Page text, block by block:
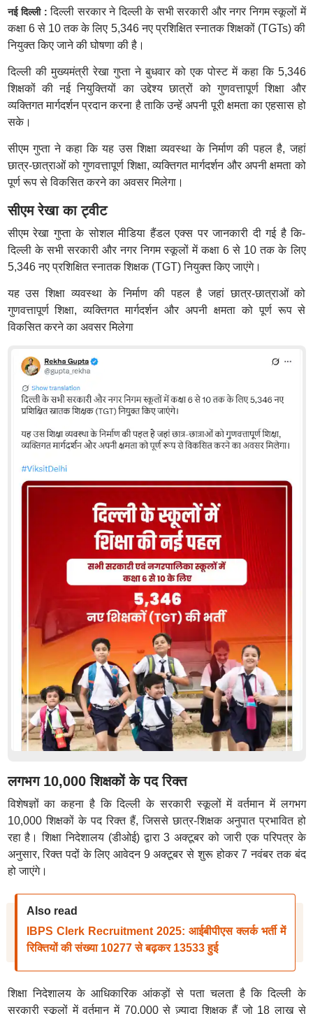
नई दिल्ली :दिल्ली सरकार ने दिल्ली के सभी सरकारी और नगर निगम स्कूलों में
कक्षा 6 से 10 तक के लिए 5,346 नए प्रशिक्षित स्नातक शिक्षकों (TGTs) की
नियुक्त किए जाने की घोषणा की है।
दिल्ली की मुख्यमंत्री रेखा गुप्ता ने बुधवार को एक पोस्ट में कहा कि 5,346
शिक्षकों की नई नियुक्तियों का उद्देश्य छात्रों को गुणवत्तापूर्ण शिक्षा और
व्यक्तिगत मार्गदर्शन प्रदान करना है ताकि उन्हें अपनी पूरी क्षमता का एहसास हो
सके।
सीएम गुप्ता ने कहा कि यह उस शिक्षा व्यवस्था के निर्माण की पहल है, जहां
छात्र-छात्राओं को गुणवत्तापूर्ण शिक्षा, व्यक्तिगत मार्गदर्शन और अपनी क्षमता को
पूर्ण रूप से विकसित करने का अवसर मिलेगा।
सीएम रेखा का ट्वीट
सीएम रेखा गुप्ता के सोशल मीडिया हैंडल एक्स पर जानकारी दी गई है कि-
दिल्ली के सभी सरकारी और नगर निगम स्कूलों में कक्षा 6 से 10 तक के लिए
5,346 नए प्रशिक्षित स्नातक शिक्षक (TGT) नियुक्त किए जाएंगे।
यह उस शिक्षा व्यवस्था के निर्माण की पहल है जहां छात्र-छात्राओं को
गुणवत्तापूर्ण शिक्षा, व्यक्तिगत मार्गदर्शन और अपनी क्षमता को पूर्ण रूप से
विकसित करने का अवसर मिलेगा
लगभग 10,000 शिक्षकों के पद रिक्त
विशेषज्ञों का कहना है कि दिल्ली के सरकारी स्कूलों में वर्तमान में लगभग
10,000 शिक्षकों के पद रिक्त हैं, जिससे छात्र-शिक्षक अनुपात प्रभावित हो
रहा है। शिक्षा निदेशालय (डीओई) द्वारा 3 अक्टूबर को जारी एक परिपत्र के
अनुसार, रिक्त पदों के लिए आवेदन 9 अक्टूबर से शुरू होकर 7 नवंबर तक बंद
हो जाएंगे।
Also read
IBPS Clerk Recruitment 2025: आईबीपीएस क्लर्क भर्ती में
रिक्तियों की संख्या 10277 से बढ़कर 13533 हुई
शिक्षा निदेशालय के आधिकारिक आंकड़ों से पता चलता है कि दिल्ली के
सरकारी स्कूलों में वर्तमान में 70,000 से ज़्यादा शिक्षक हैं जो 18 लाख से